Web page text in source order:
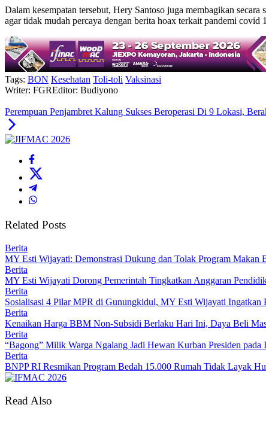
Dalam kesempatan tersebut, Hery Santoso juga membagikan
agar tidak mudah percaya dengan berita hoax terkait pandemi covid
Tags: BON Kesehatan Toli-toli Vaksinasi
Writer: FGREditor: Budiyono
Perempuan Penjambret Kalung Sukses Beroperasi Di 9 Lokasi,
Related Posts
Berita
MY Esti Wijayati: Demonstrasi Dukung dan Tolak Program Makan
Berita
MY Esti Wijayati Dorong Pemerintah Tingkatkan Anggaran
Berita
Sosialisasi 4 Pilar MPR di Gunungkidul, MY Esti Wijayati Ingatkan
Berita
Kenaikan Harga BBM Non-Subsidi Berlaku Hari Ini, Daya Beli
Berita
“Bagong” Milik Warga Ngalang Jadi Hewan Kurban Presiden pada
Berita
BNPP RI Resmikan Program Bedah 15.000 Rumah Tidak Layak
Read Also